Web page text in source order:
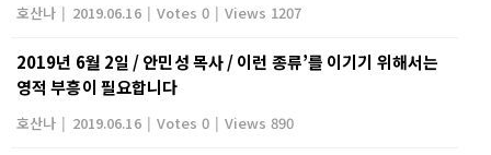
호산나 | 2019.06.16 | Votes 0 | Views 1207
2019년 6월 2일 / 안민성 목사 / 이런 종류’를 이기기 위해서는
영적 부흥이 필요합니다
호산나 | 2019.06.16 | Votes 0 | Views 890